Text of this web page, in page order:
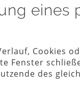
eines
Cookies
Fenster
des